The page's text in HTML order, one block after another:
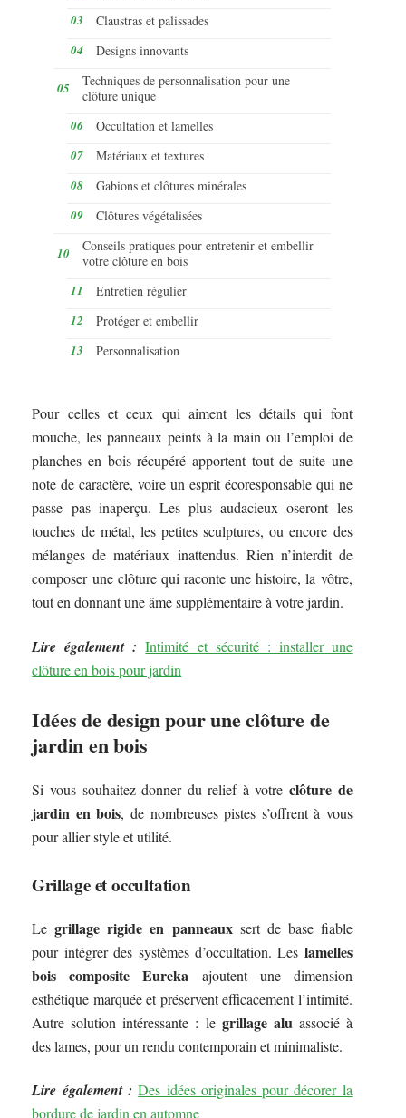
Claustras et palissades
Designs innovants
Techniques de personnalisation pour une
clôture unique
Occultation et lamelles
Matériaux et textures
Gabions et clôtures minérales
Clôtures végétalisées
Conseils pratiques pour entretenir et embellir
votre clôture en bois
Entretien régulier
Protéger et embellir
Personnalisation
Pour celles et ceux qui aiment les détails qui font
mouche, les panneaux peints à la main ou l’emploi de
planches en bois récupéré apportent tout de suite une
note de caractère, voire un esprit écoresponsable qui ne
passe pas inaperçu. Les plus audacieux oseront les
touches de métal, les petites sculptures, ou encore des
mélanges de matériaux inattendus. Rien n’interdit de
composer une clôture qui raconte une histoire, la vôtre,
tout en donnant une âme supplémentaire à votre jardin.
Lire également : Intimité et sécurité : installer une
clôture en bois pour jardin
Idées de design pour une clôture de
jardin en bois
Si vous souhaitez donner du relief à votreclôture de
jardin en bois, de nombreuses pistes s’offrent à vous
pour allier style et utilité.
Grillage et occultation
Legrillage rigide en panneauxsert de base fiable
pour intégrer des systèmes d’occultation. Les lamelles
bois composite Eureka ajoutent une dimension
esthétique marquée et préservent efficacement l’intimité.
Autre solution intéressante : le grillage alu associé à
des lames, pour un rendu contemporain et minimaliste.
Lire également : Des idées originales pour décorer la
bordure de jardin en automne